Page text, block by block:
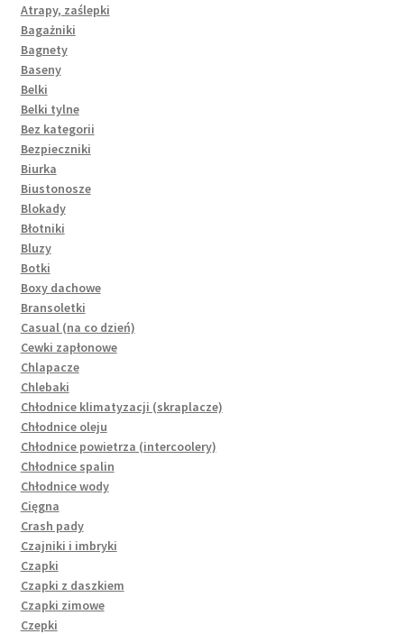
Atrapy, zaślepki
Bagażniki
Bagnety
Baseny
Belki
Belki tylne
Bez kategorii
Bezpieczniki
Biurka
Biustonosze
Blokady
Błotniki
Bluzy
Botki
Boxy dachowe
Bransoletki
Casual (na co dzień)
Cewki zapłonowe
Chlapacze
Chlebaki
Chłodnice klimatyzacji (skraplacze)
Chłodnice oleju
Chłodnice powietrza (intercoolery)
Chłodnice spalin
Chłodnice wody
Cięgna
Crash pady
Czajniki i imbryki
Czapki
Czapki z daszkiem
Czapki zimowe
Czepki